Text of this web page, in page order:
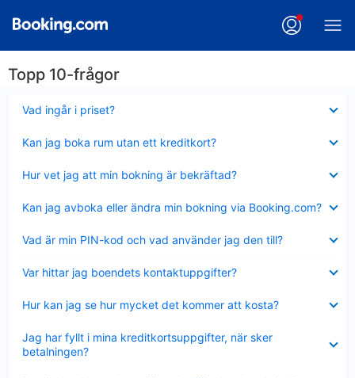
Topp 10-frågor
Vad ingår i priset?
mindre
Kan jag boka rum utan ett kreditkort?
mindre
Hur vet jag att min bokning är bekräftad?
mindre
Kan jag avboka eller ändra min bokning via Booking.com?
mindre
Vad är min PIN-kod och vad använder jag den till?
mindre
Var hittar jag boendets kontaktuppgifter?
mindre
Hur kan jag se hur mycket det kommer att kosta?
mindre
Jag har fyllt i mina kreditkortsuppgifter, när sker
betalningen?
mindre